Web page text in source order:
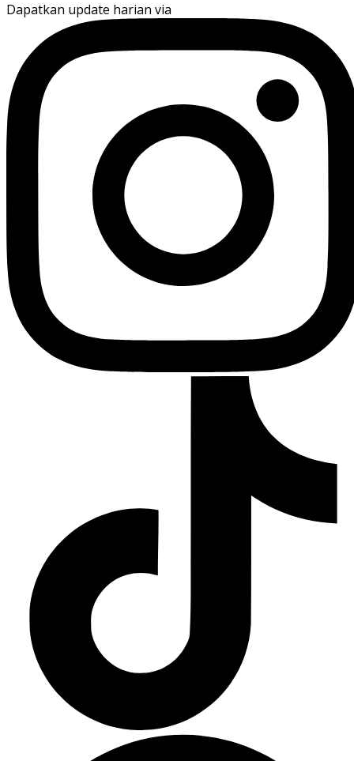
Dapatkan update harian via